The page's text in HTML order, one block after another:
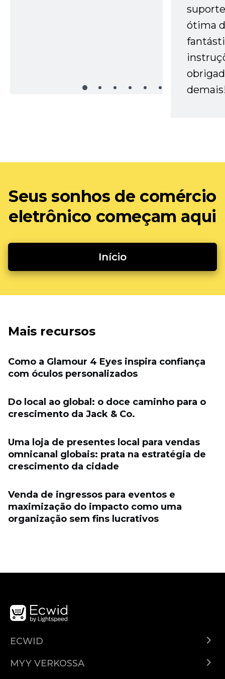
ótima
Seus sonhos de comércio
eletrônico começam aqui
Início
Mais recursos
Como a Glamour 4 Eyes inspira confiança
com óculos personalizados
Do local ao global: o doce caminho para o
crescimento da Jack & Co.
Uma loja de presentes local para vendas
omnicanal globais: prata na estratégia de
crescimento da cidade
Venda de ingressos para eventos e
maximização do impacto como uma
organização sem fins lucrativos
ECWID
Hinnoittelu
MYY VERKOSSA